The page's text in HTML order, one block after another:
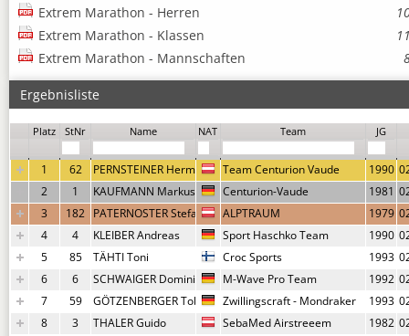
Extrem Marathon - Herren
Extrem Marathon - Klassen
Extrem Marathon - Mannschaften
Ergebnisliste
Platz
StNr Name NAT Team JG
1 62 PERNSTEINER Hermann Team Centurion Vaude 1990
2
1 KAUFMANN Markus Centurion-Vaude 1981
3
182 PATERNOSTER Stefan ALPTRAUM 1979
4
4 KLEIBER Andreas Sport Haschko Team 1990
5
85 TÄHTI Toni Croc Sports 1993
6
6 SCHWAIGER Dominik M-Wave Pro Team 1992
7
59 GÖTZENBERGER Tobias Zwillingscraft - Mondraker 1993
8
3 THALER Guido SebaMed Airstreeem 1982